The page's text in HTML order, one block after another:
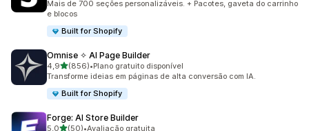
Mais de 700 seções personalizáveis. + Pacotes, gaveta do carrinho
e blocos
Built for Shopify
Omnise ✧ AI Page Builder
4,9de 5 estrelas
(856)
856 avaliações ao todo
•Plano gratuito disponível
Transforme ideias em páginas de alta conversão com IA.
Built for Shopify
Forge: AI Store Builder
5,0de 5 estrelas
(50)•Avaliação gratuita